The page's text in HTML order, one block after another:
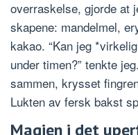
overraskelse, gjorde at
skapene: mandelmel,
kakao. “Kan jeg
under timen?” tenkte
sammen, krysset
Lukten av fersk bakst
Magien i det